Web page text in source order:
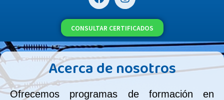
CONSULTAR CERTIFICADOS
Acerca de nosotros
Ofrecemos programas de formación en